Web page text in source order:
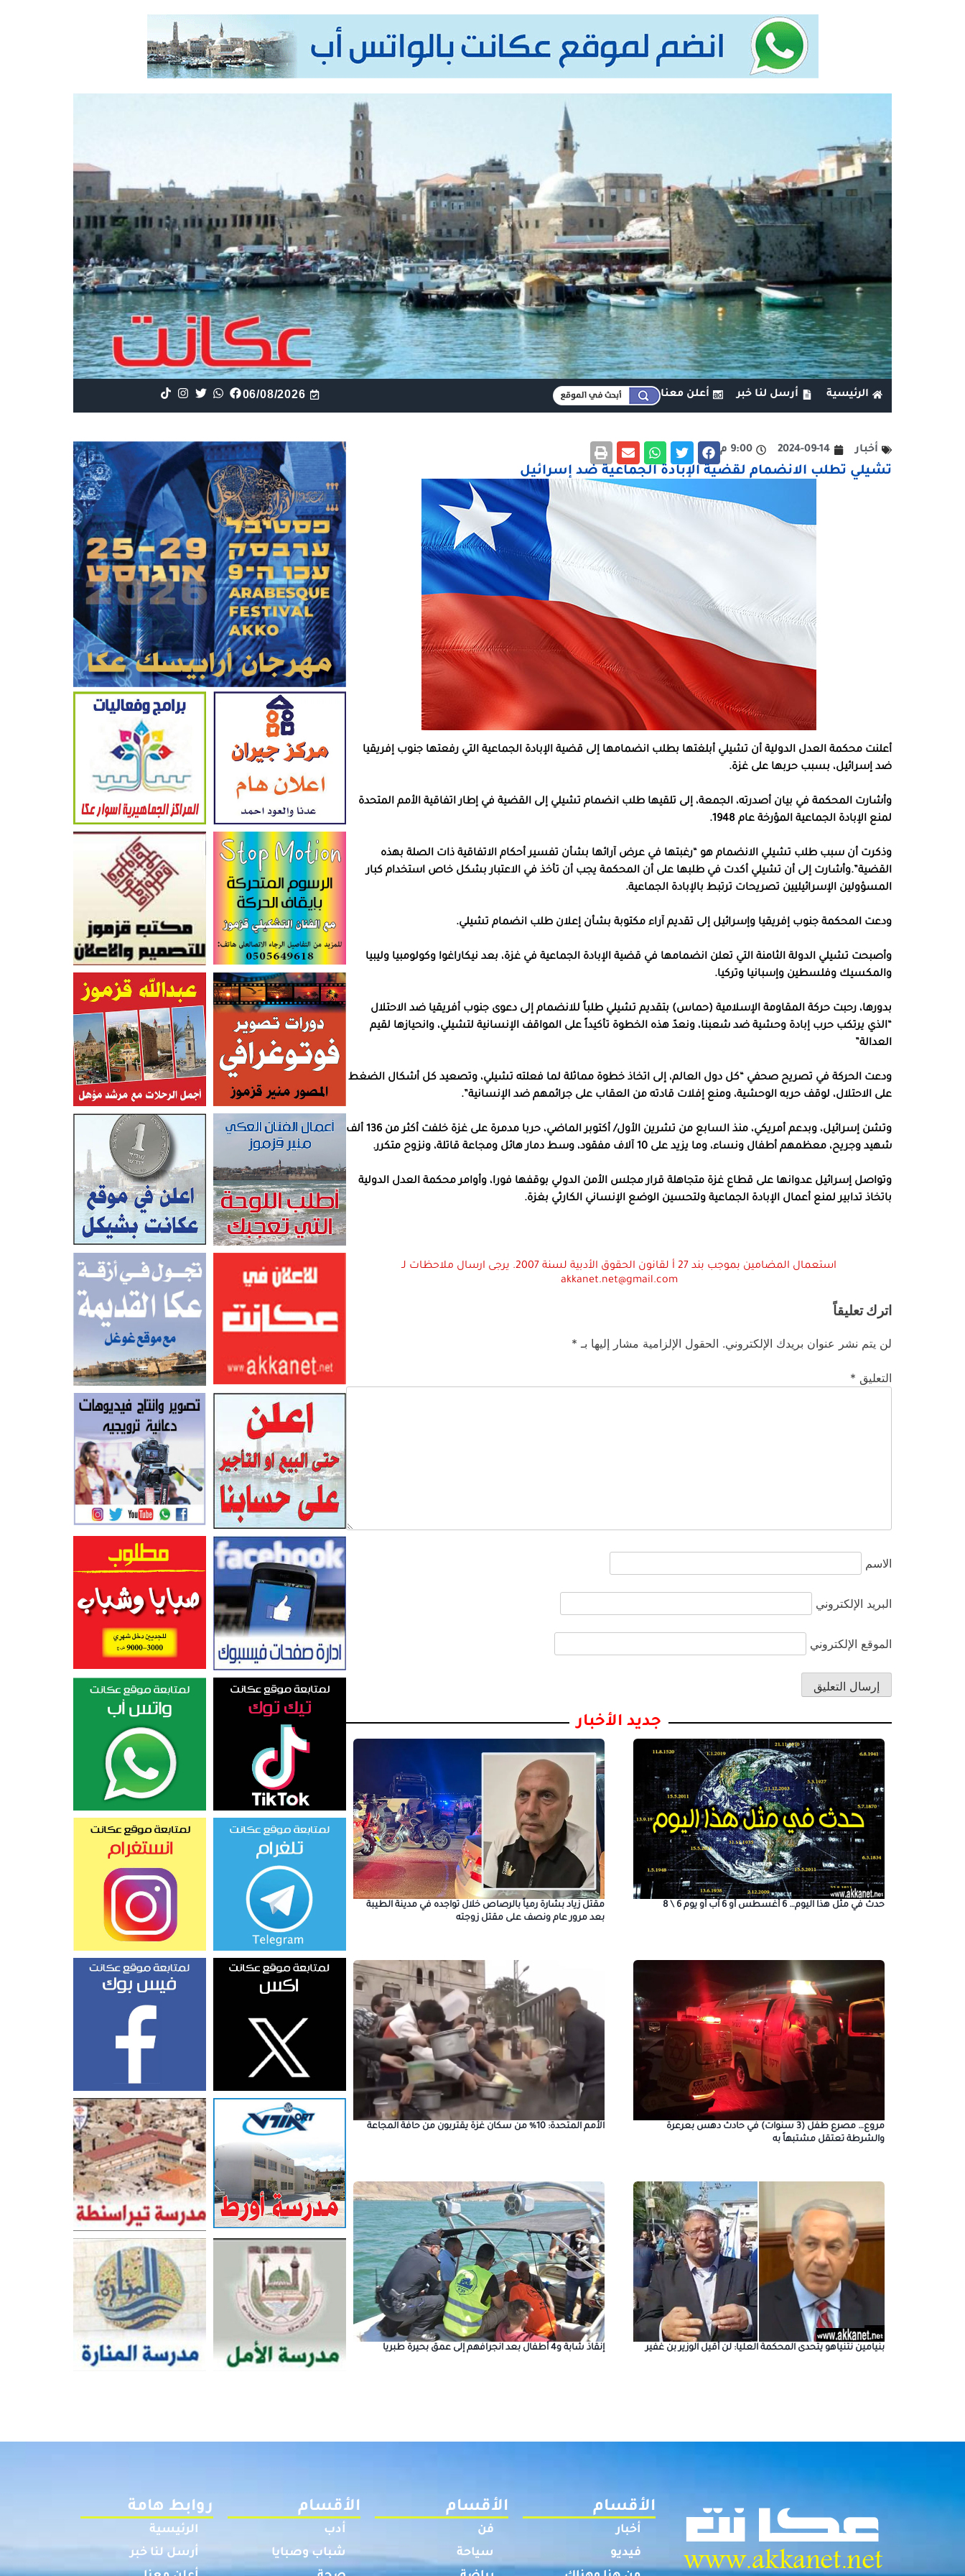
الرئيسية أرسل لنا خبر أعلن معنا 06/08/2026
أخبار 2024-09-14 9:00 م
تشيلي تطلب الانضمام لقضية الإبادة الجماعية ضد إسرائيل
أعلنت محكمة العدل الدولية أن تشيلي أبلغتها بطلب انضمامها إلى قضية الإبادة الجماعية التي رفعتها جنوب إفريقيا
ضد إسرائيل، بسبب حربها على غزة.
وأشارت المحكمة في بيان أصدرته، الجمعة، إلى تلقيها طلب انضمام تشيلي إلى القضية في إطار اتفاقية الأمم المتحدة
لمنع الإبادة الجماعية المؤرخة عام 1948.
وذكرت أن سبب طلب تشيلي الانضمام هو “رغبتها في عرض آرائها بشأن تفسير أحكام الاتفاقية ذات الصلة بهذه
القضية”.وأشارت إلى أن تشيلي أكدت في طلبها على أن المحكمة يجب أن تأخذ في الاعتبار بشكل خاص استخدام كبار
المسؤولين الإسرائيليين تصريحات ترتبط بالإبادة الجماعية.
ودعت المحكمة جنوب إفريقيا وإسرائيل إلى تقديم آراء مكتوبة بشأن إعلان طلب انضمام تشيلي.
وأصبحت تشيلي الدولة الثامنة التي تعلن انضمامها في قضية الإبادة الجماعية في غزة، بعد نيكاراغوا وكولومبيا وليبيا
والمكسيك وفلسطين وإسبانيا وتركيا.
بدورها، رحبت حركة المقاومة الإسلامية (حماس) بتقديم تشيلي طلباً للانضمام إلى دعوى جنوب أفريقيا ضد الاحتلال
“الذي يرتكب حرب إبادة وحشية ضد شعبنا، ونعدّ هذه الخطوة تأكيداً على المواقف الإنسانية لتشيلي، وانحيازها لقيم
العدالة”
ودعت الحركة في تصريح صحفي “كل دول العالم، إلى اتخاذ خطوة مماثلة لما فعلته تشيلي، وتصعيد كل أشكال الضغط
على الاحتلال، لوقف حربه الوحشية، ومنع إفلات قادته من العقاب على جرائمهم ضد الإنسانية”.
وتشن إسرائيل، وبدعم أمريكي، منذ السابع من تشرين الأول/ أكتوبر الماضي، حربا مدمرة على غزة خلفت أكثر من 136 ألف
شهيد وجريح، معظمهم أطفال ونساء، وما يزيد على 10 آلاف مفقود، وسط دمار هائل ومجاعة قاتلة، ونزوح متكرر.
وتواصل إسرائيل عدوانها على قطاع غزة متجاهلة قرار مجلس الأمن الدولي بوقفها فورا، وأوامر محكمة العدل الدولية
باتخاذ تدابير لمنع أعمال الإبادة الجماعية ولتحسين الوضع الإنساني الكارثي بغزة.
استعمال المضامين بموجب بند 27 أ لقانون الحقوق الأدبية لسنة 2007. يرجى ارسال ملاحظات لـ
akkanet.net@gmail.com
اترك تعليقاً
لن يتم نشر عنوان بريدك الإلكتروني. الحقول الإلزامية مشار إليها بـ *
التعليق *
الاسم
البريد الإلكتروني
الموقع الإلكتروني
جديد الأخبار
حدث في مثل هذا اليوم… 6 أغسطس أو 6 آب أو يوم 6 \ 8
مقتل زياد بشارة رمياً بالرصاص خلال تواجده في مدينة الطيبة
بعد مرور عام ونصف على مقتل زوجته
مروع… مصرع طفل (3 سنوات) في حادث دهس بعرعرة
والشرطة تعتقل مشتبهاً به
الأمم المتحدة: 10% من سكان غزة يقتربون من حافة المجاعة
بنيامين نتنياهو يتحدى المحكمة العليا: لن أقيل الوزير بن غفير إنقاذ شابة و4 أطفال بعد انجرافهم إلى عمق بحيرة طبريا
الأقسام
أخبار
فيديو
الأقسام
فن
سياحة
الأقسام
أدب
شباب وصبايا
روابط هامة
الرئيسية
أرسل لنا خبر